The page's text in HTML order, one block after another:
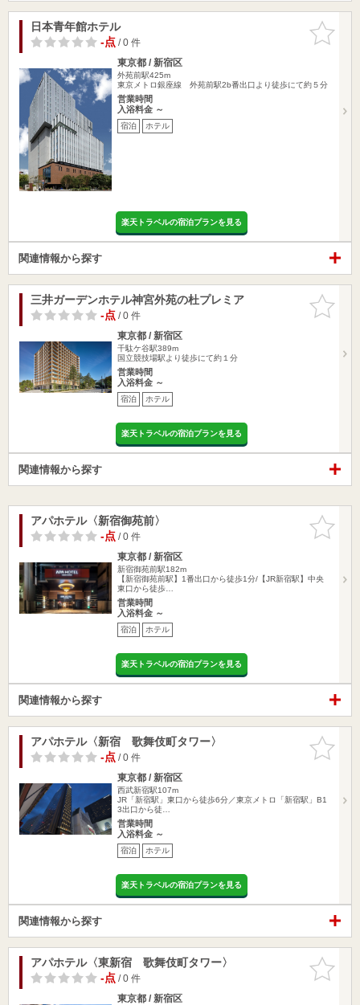
お気に入
りに追加
日本青年館ホテル
-点/ 0 件
東京都 / 新宿区
外苑前駅425m
東京メトロ銀座線 外苑前駅2b番出口より徒歩にて約５分
営業時間
入浴料金 ～
宿泊 ホテル
楽天トラベルの宿泊プランを見る
関連情報から探す
お気に入
りに追加
三井ガーデンホテル神宮外苑の杜プレミア
-点/ 0 件
東京都 / 新宿区
千駄ケ谷駅389m
国立競技場駅より徒歩にて約１分
営業時間
入浴料金 ～
宿泊 ホテル
楽天トラベルの宿泊プランを見る
関連情報から探す
お気に入
りに追加
アパホテル〈新宿御苑前〉
-点/ 0 件
東京都 / 新宿区
新宿御苑前駅182m
【新宿御苑前駅】1番出口から徒歩1分/【JR新宿駅】中央
東口から徒歩…
営業時間
入浴料金 ～
宿泊 ホテル
楽天トラベルの宿泊プランを見る
関連情報から探す
お気に入
りに追加
アパホテル〈新宿 歌舞伎町タワー〉
-点/ 0 件
東京都 / 新宿区
西武新宿駅107m
JR「新宿駅」東口から徒歩6分／東京メトロ「新宿駅」B1
3出口から徒…
営業時間
入浴料金 ～
宿泊 ホテル
楽天トラベルの宿泊プランを見る
関連情報から探す
お気に入
りに追加
アパホテル〈東新宿 歌舞伎町タワー〉
-点/ 0 件
東京都 / 新宿区